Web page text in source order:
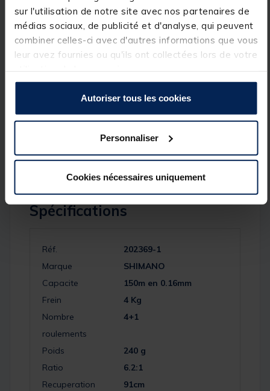
sur l'utilisation de notre site avec nos partenaires de
médias sociaux, de publicité et d'analyse, qui peuvent
combiner celles-ci avec d'autres informations que vous
leur avez fournies ou qu'ils ont collectées lors de votre
Autoriser tous les cookies
Personnaliser
Cookies nécessaires uniquement
plus élevé, ceci est un plus pour tous les
propriétaires de Sahara. Utilisez ce moulinet sur les
cannes spinning les plus légères et vous apprécierez
l'équilibre du corps G-Free.
Contenance de lma bobine : 150m en 0.16mm
Spécifications
Réf.
202369-1
Marque
SHIMANO
Capacite
150m en 0.16mm
Frein
4 Kg
Nombre
roulements
4+1
Poids
240 g
Ratio
6.2:1
Recuperation
91cm